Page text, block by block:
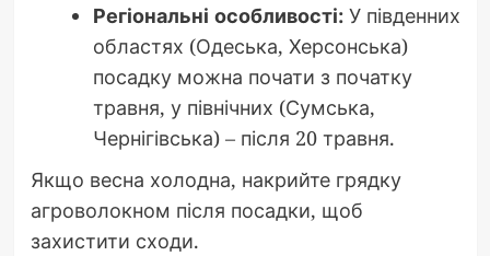
Регіональні особливості:У південних
областях (Одеська, Херсонська)
посадку можна почати з початку
травня, у північних (Сумська,
Чернігівська) – після 20 травня.
Якщо весна холодна, накрийте грядку
агроволокном після посадки, щоб
захистити сходи.